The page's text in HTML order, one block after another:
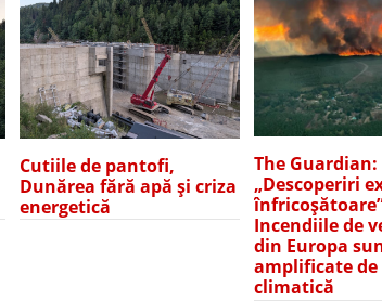
Cutiile de pantofi,
Dunărea fără apă și criza
energetică
The Guardian:
„Descoperiri
Incendiile de
din Europa
amplificate de
climatică